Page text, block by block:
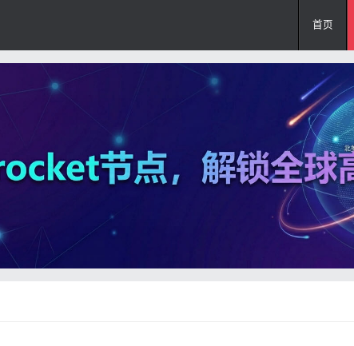
首页